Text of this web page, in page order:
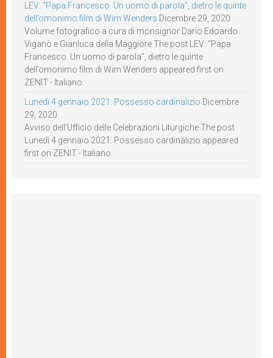
LEV: “Papa Francesco. Un uomo di parola”, dietro le quinte
dell’omonimo film di Wim Wenders Dicembre 29, 2020
Volume fotografico a cura di monsignor Dario Edoardo
Viganò e Gianluca della Maggiore The post LEV: “Papa
Francesco. Un uomo di parola”, dietro le quinte
dell’omonimo film di Wim Wenders appeared first on
ZENIT - Italiano.
Lunedì 4 gennaio 2021: Possesso cardinalizio Dicembre
29, 2020
Avviso dell’Ufficio delle Celebrazioni Liturgiche The post
Lunedì 4 gennaio 2021: Possesso cardinalizio appeared
first on ZENIT - Italiano.